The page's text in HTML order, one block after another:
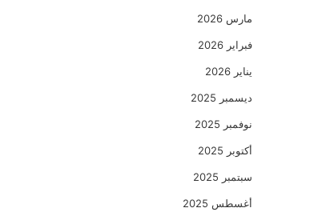
مارس 2026
فبراير 2026
يناير 2026
ديسمبر 2025
نوفمبر 2025
أكتوبر 2025
سبتمبر 2025
أغسطس 2025